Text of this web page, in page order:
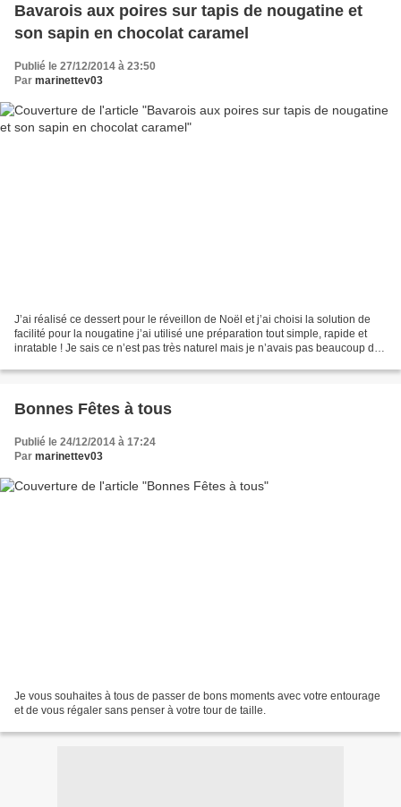
Bavarois aux poires sur tapis de nougatine et
son sapin en chocolat caramel
Publié le 27/12/2014 à 23:50
Par marinettev03
J’ai réalisé ce dessert pour le réveillon de Noël et j’ai choisi la solution de
facilité pour la nougatine j’ai utilisé une préparation tout simple, rapide et
inratable ! Je sais ce n’est pas très naturel mais je n’avais pas beaucoup de
Bonnes Fêtes à tous
Publié le 24/12/2014 à 17:24
Par marinettev03
Je vous souhaites à tous de passer de bons moments avec votre entourage
et de vous régaler sans penser à votre tour de taille.